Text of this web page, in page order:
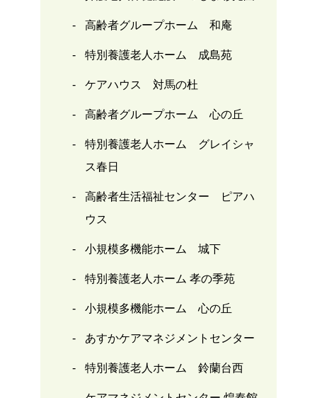
高齢者グループホーム 和庵
特別養護老人ホーム 成島苑
ケアハウス 対馬の杜
高齢者グループホーム 心の丘
特別養護老人ホーム グレイシャ
ス春日
高齢者生活福祉センター ピアハ
ウス
小規模多機能ホーム 城下
特別養護老人ホーム 孝の季苑
小規模多機能ホーム 心の丘
あすかケアマネジメントセンター
特別養護老人ホーム 鈴蘭台西